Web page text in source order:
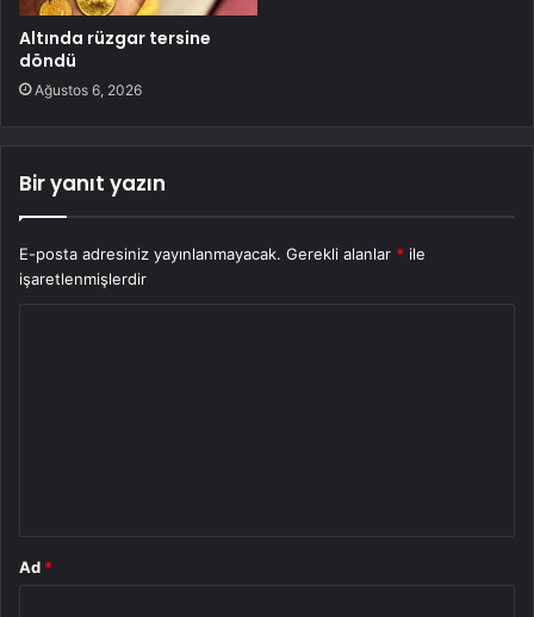
Altında rüzgar tersine
döndü
Ağustos 6, 2026
Bir yanıt yazın
E-posta adresiniz yayınlanmayacak. Gerekli alanlar * ile
işaretlenmişlerdir
Ad *